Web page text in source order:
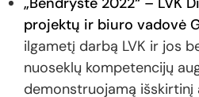
projektų ir biuro vadovė
ilgametį darbą LVK ir jos
nuoseklų kompetencijų
demonstruojamą išskirtinį